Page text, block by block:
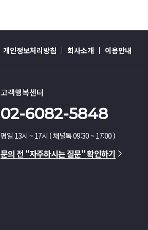
개인정보처리방침 회사소개 이용안내
고객행복센터
02-6082-5848
평일 13시 ~ 17시 ( 채널톡 09:30 ~ 17:00 )
문의 전 "자주하시는 질문" 확인하기